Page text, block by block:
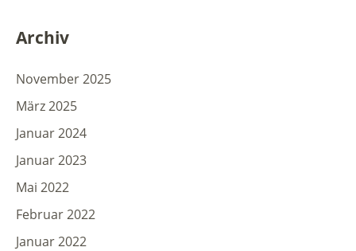
Archiv
November 2025
März 2025
Januar 2024
Januar 2023
Mai 2022
Februar 2022
Januar 2022